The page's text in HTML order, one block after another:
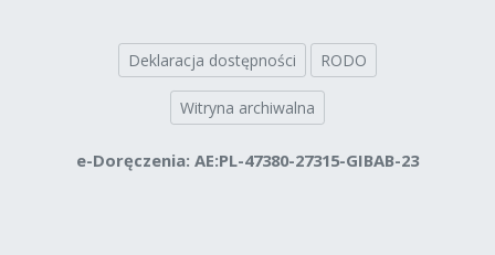
Deklaracja dostępności RODO
Witryna archiwalna
e-Doręczenia: AE:PL-47380-27315-GIBAB-23